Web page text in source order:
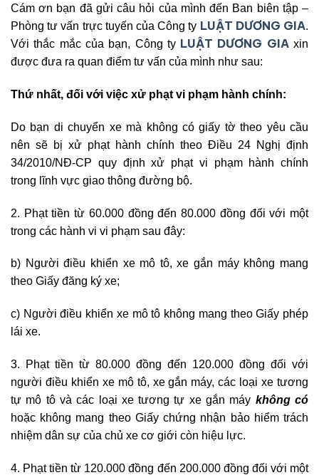
Cám ơn bạn đã gửi câu hỏi của mình đến Ban biên tập –
Phòng tư vấn trực tuyến của Công ty LUẬT DƯƠNG GIA.
Với thắc mắc của bạn, Công ty LUẬT DƯƠNG GIAxin
được đưa ra quan điểm tư vấn của mình như sau:
Thứ nhất, đối với việc xử phạt vi phạm hành chính:
Do bạn di chuyển xe mà không có giấy tờ theo yêu cầu
nên sẽ bị xử phạt hành chính theo Điều 24 Nghị định
34/2010/NĐ-CP quy định xử phạt vi phạm hành chính
trong lĩnh vực giao thông đường bộ.
2. Phạt tiền từ 60.000 đồng đến 80.000 đồng đối với một
trong các hành vi vi phạm sau đây:
b) Người điều khiển xe mô tô, xe gắn máy không mang
theo Giấy đăng ký xe;
c) Người điều khiển xe mô tô không mang theo Giấy phép
lái xe.
3. Phạt tiền từ 80.000 đồng đến 120.000 đồng đối với
người điều khiển xe mô tô, xe gắn máy, các loại xe tương
tự mô tô và các loại xe tương tự xe gắn máy không có
hoặc không mang theo Giấy chứng nhận bảo hiểm trách
nhiệm dân sự của chủ xe cơ giới còn hiệu lực.
4. Phạt tiền từ 120.000 đồng đến 200.000 đồng đối với một